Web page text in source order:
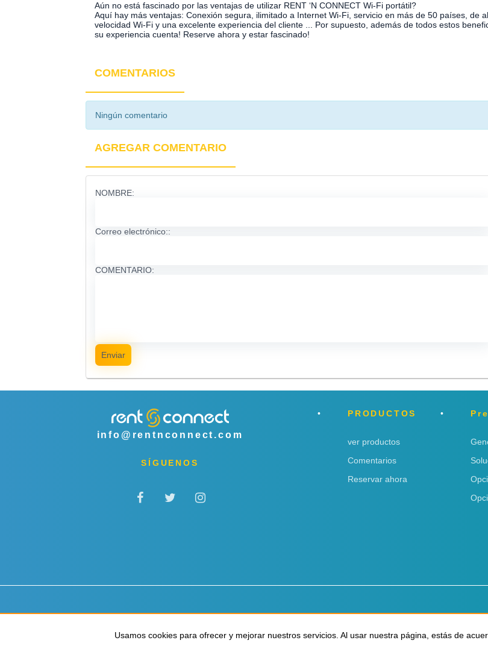
Aún no está fascinado por las ventajas de utilizar RENT ‘N CONNECT Wi-Fi portátil?
Aquí hay más ventajas: Conexión segura, ilimitado a Internet Wi-Fi, servicio en más de 50 países, de
velocidad Wi-Fi y una excelente experiencia del cliente ... Por supuesto, además de todos estos
su experiencia cuenta! Reserve ahora y estar fascinado!
COMENTARIOS
Ningún comentario
AGREGAR COMENTARIO
NOMBRE:
Correo electrónico::
COMENTARIO:
Enviar
info@rentnconnect.com
SÍGUENOS
PRODUCTOS
ver productos
Comentarios
Reservar ahora
Usamos cookies para ofrecer y mejorar nuestros servicios. Al usar nuestra página, estás de
Usamos cookies para ofrecer y mejorar nuestros servicios. Al usar nuestra página, estás de